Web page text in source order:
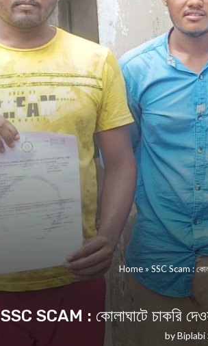
Home»SSC Scam :
SSC SCAM : কোলাঘাটে চাকরি
byBiplabi